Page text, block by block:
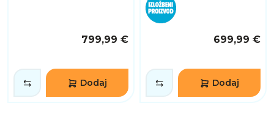
799,99 €
Dodaj
699,99 €
Dodaj